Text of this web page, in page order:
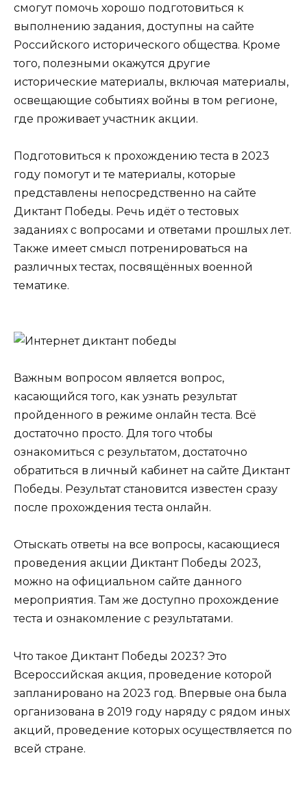
смогут помочь хорошо подготовиться к
выполнению задания, доступны на сайте
Российского исторического общества. Кроме
того, полезными окажутся другие
исторические материалы, включая материалы,
освещающие событиях войны в том регионе,
где проживает участник акции.
Подготовиться к прохождению теста в 2023
году помогут и те материалы, которые
представлены непосредственно на сайте
Диктант Победы. Речь идёт о тестовых
заданиях с вопросами и ответами прошлых лет.
Также имеет смысл потренироваться на
различных тестах, посвящённых военной
тематике.
Важным вопросом является вопрос,
касающийся того, как узнать результат
пройденного в режиме онлайн теста. Всё
достаточно просто. Для того чтобы
ознакомиться с результатом, достаточно
обратиться в личный кабинет на сайте Диктант
Победы. Результат становится известен сразу
после прохождения теста онлайн.
Отыскать ответы на все вопросы, касающиеся
проведения акции Диктант Победы 2023,
можно на официальном сайте данного
мероприятия. Там же доступно прохождение
теста и ознакомление с результатами.
Что такое Диктант Победы 2023? Это
Всероссийская акция, проведение которой
запланировано на 2023 год. Впервые она была
организована в 2019 году наряду с рядом иных
акций, проведение которых осуществляется по
всей стране.